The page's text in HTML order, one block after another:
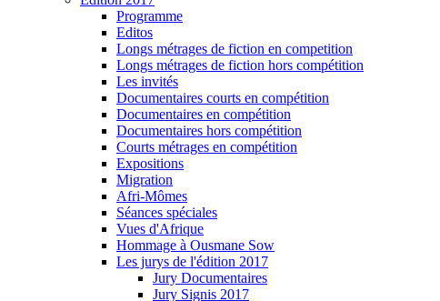
Programme
Editos
Longs métrages de fiction en competition
Longs métrages de fiction hors compétition
Les invités
Documentaires courts en compétition
Documentaires en compétition
Documentaires hors compétition
Courts métrages en compétition
Expositions
Migration
Afri-Mômes
Séances spéciales
Vues d'Afrique
Hommage à Ousmane Sow
Les jurys de l'édition 2017
Jury Documentaires
Jury Signis 2017